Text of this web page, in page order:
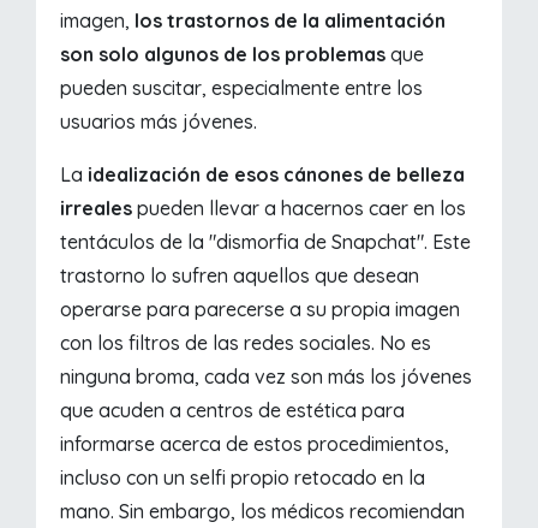
imagen, los trastornos de la alimentación
son solo algunos de los problemas que
pueden suscitar, especialmente entre los
usuarios más jóvenes.
La idealización de esos cánones de belleza
irreales pueden llevar a hacernos caer en los
tentáculos de la "dismorfia de Snapchat". Este
trastorno lo sufren aquellos que desean
operarse para parecerse a su propia imagen
con los filtros de las redes sociales. No es
ninguna broma, cada vez son más los jóvenes
que acuden a centros de estética para
informarse acerca de estos procedimientos,
incluso con un selfi propio retocado en la
mano. Sin embargo, los médicos recomiendan